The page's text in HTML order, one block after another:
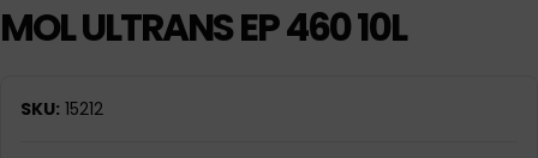
MOL ULTRANS EP 460 10L
SKU: 15212